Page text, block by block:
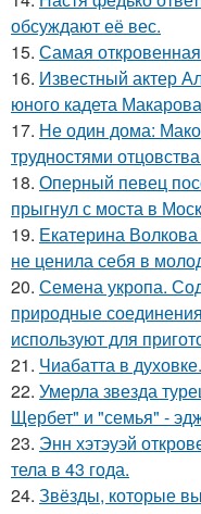
обсуждают её вес.
15. Самая
16. Известный актер
юного кадета
17. Не один дома:
трудностями
18. Оперный певец
прыгнул с моста в
19. Екатерина
не ценила себя в
20. Семена укропа.
природные
используют для
21. Чиабатта в
22. Умерла звезда
Щербет" и "семья" -
23. Энн хэтэуэй
тела в 43 года.
24. Звёзды, которые